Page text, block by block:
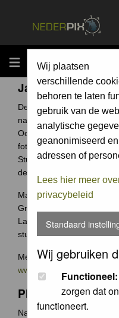
MENU
Wij plaatsen
verschillende
behoren te laten
gebruik van de
analytische
geanonimiseerd
adressen of
Lees hier meer
privacybeleid
Standaard
Wij gebruiken
Functioneel:
zorgen dat
functioneert.
Jaarcompetitie
De Groene Camera is
natuurfotograaf uit
Ook jouw foto archief
foto's waar je trots op bent.
Stuur ze in en wie weet
de vele andere prijzen.
Maak je je meeste foto's
Groene Camera helemaal
Laat je mooiste foto's niet
stuur je foto's in voor de
Meer weten over deze
www.groenecamera.nl
Photochallenge
Naast de jaarlijkse